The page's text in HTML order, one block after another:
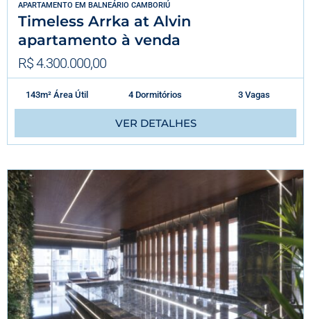
APARTAMENTO EM BALNEÁRIO CAMBORIÚ
Timeless Arrka at Alvin
apartamento à venda
R$ 4.300.000,00
143m² Área Útil 4 Dormitórios 3 Vagas
VER DETALHES